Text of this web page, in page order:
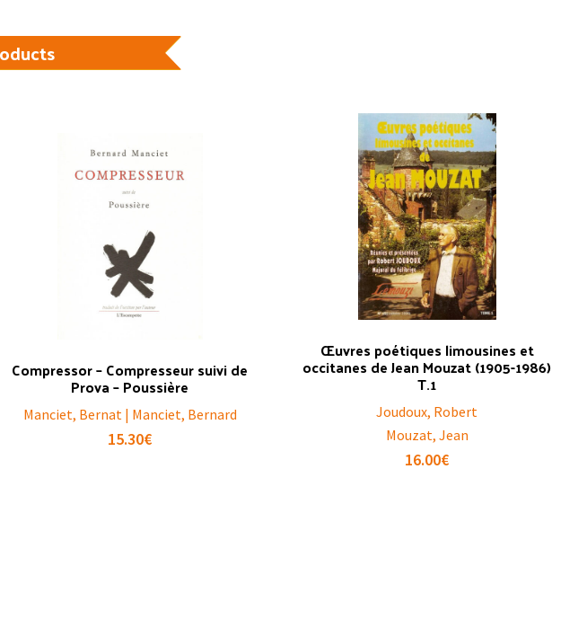
Compressor – Compresseur suivi de
Prova – Poussière
Manciet, Bernat | Manciet, Bernard
15.30€
Œuvres poétiques limousines et
occitanes de Jean Mouzat (1905-1986)
T.1
Joudoux, Robert
Mouzat, Jean
16.00€